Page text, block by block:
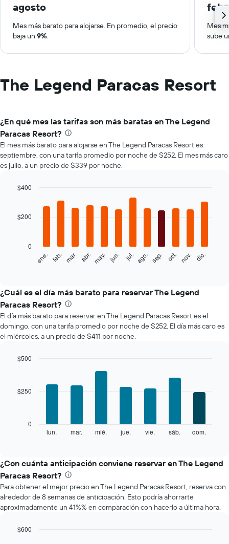
agosto
Mes más barato para alojarse. En promedio, el precio
baja un 9%.
Mes
sube
The Legend Paracas Resort
¿En qué mes las tarifas son más baratas en The Legend
Paracas Resort?
El mes más barato para alojarse en The Legend Paracas Resort es
septiembre, con una tarifa promedio por noche de $252. El mes más caro
es julio, a un precio de $339 por noche.
with
siguiente
el
precio
promedio
de
una
habitación
mes
muestra
El
gráfico
muestra
1
eje
indica
ene. feb. mar. abr. may. jun. jul. ago. sep. oct. nov. dic.
0
$200
$400
¿Cuál es el día más barato para reservar The Legend
Paracas Resort?
El día más barato para reservar en The Legend Paracas Resort es el
domingo, con una tarifa promedio por noche de $252. El día más caro es
el miércoles, a un precio de $411 por noche.
el
precio
promedio
de
una
habitación
cada
lun. mar. mié. jue. vie. sáb. dom.
0
$250
$500
¿Con cuánta anticipación conviene reservar en The Legend
Paracas Resort?
Para obtener el mejor precio en The Legend Paracas Resort, reserva con
alrededor de 8 semanas de anticipación. Esto podría ahorrarte
aproximadamente un 41%% en comparación con hacerlo a última hora.
$600